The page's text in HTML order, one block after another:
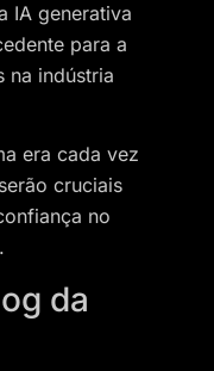
IA generativa
para a
na indústria
era cada vez
cruciais
no
da